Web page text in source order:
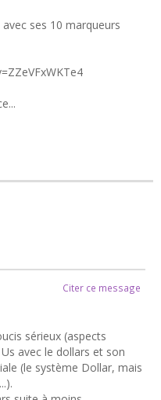
ses 10 marqueurs
Citer ce message
sérieux (aspects
avec le dollars et son
(le système Dollar, mais